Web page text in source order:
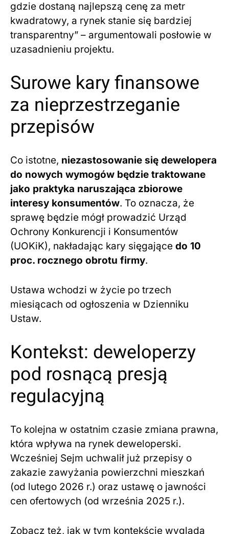
gdzie dostaną najlepszą cenę za metr
kwadratowy, a rynek stanie się bardziej
transparentny” – argumentowali posłowie w
uzasadnieniu projektu.
Surowe kary finansowe
za nieprzestrzeganie
przepisów
Co istotne, niezastosowanie się dewelopera
do nowych wymogów będzie traktowane
jako praktyka naruszająca zbiorowe
interesy konsumentów. To oznacza, że
sprawę będzie mógł prowadzić Urząd
Ochrony Konkurencji i Konsumentów
(UOKiK), nakładając kary sięgające do 10
proc. rocznego obrotu firmy.
Ustawa wchodzi w życie po trzech
miesiącach od ogłoszenia w Dzienniku
Ustaw.
Kontekst: deweloperzy
pod rosnącą presją
regulacyjną
To kolejna w ostatnim czasie zmiana prawna,
która wpływa na rynek deweloperski.
Wcześniej Sejm uchwalił już przepisy o
zakazie zawyżania powierzchni mieszkań
(od lutego 2026 r.) oraz ustawę o jawności
cen ofertowych (od września 2025 r.).
Zobacz też, jak w tym kontekście wygląda